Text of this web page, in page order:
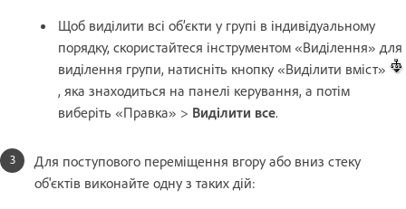
Щоб виділити всі об’єкти у групі в індивідуальному
порядку, скористайтеся інструментом «Виділення» для
виділення групи, натисніть кнопку «Виділити вміст»
, яка знаходиться на панелі керування, а потім
виберіть «Правка» > Виділити все.
Для поступового переміщення вгору або вниз стеку
об'єктів виконайте одну з таких дій: